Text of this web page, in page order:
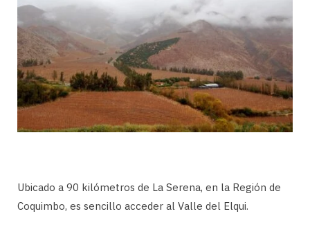
Ubicado a 90 kilómetros de La Serena, en la Región de
Coquimbo, es sencillo acceder al Valle del Elqui.